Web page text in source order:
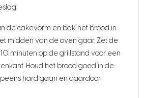
de cakevorm en bak het brood in
midden van de oven gaar. Zet de
minuten op de grillstand voor een
Houd het brood goed in de
hard gaan en daardoor